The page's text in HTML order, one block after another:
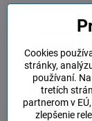
iKamper -
589
Do
Cookies
stránky,
používaní.
tretích
partnerom v
zlepšenie